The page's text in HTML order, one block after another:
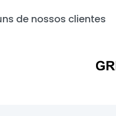
de nossos clientes